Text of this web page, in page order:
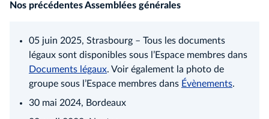
Nos précédentes Assemblées générales
05 juin 2025, Strasbourg – Tous les documents
légaux sont disponibles sous l’Espace membres dans
Documents légaux. Voir également la photo de
groupe sous l’Espace membres dans Évènements.
30 mai 2024, Bordeaux